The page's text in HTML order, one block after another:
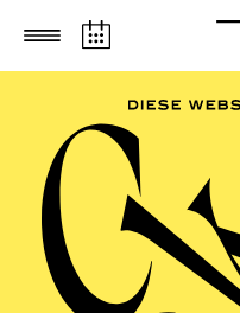
Zum Hauptinhalt springen